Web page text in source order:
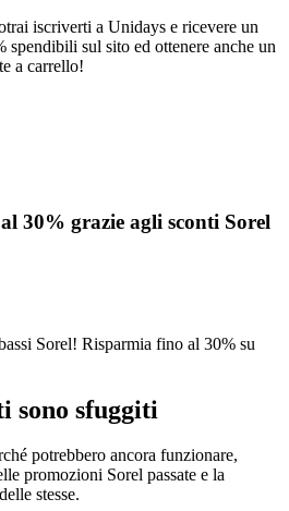
iscriverti a Unidays e ricevere un
spendibili sul sito ed ottenere anche un
a carrello!
30% grazie agli sconti Sorel
Sorel! Risparmia fino al 30% su
sono sfuggiti
potrebbero ancora funzionare,
promozioni Sorel passate e la
stesse.